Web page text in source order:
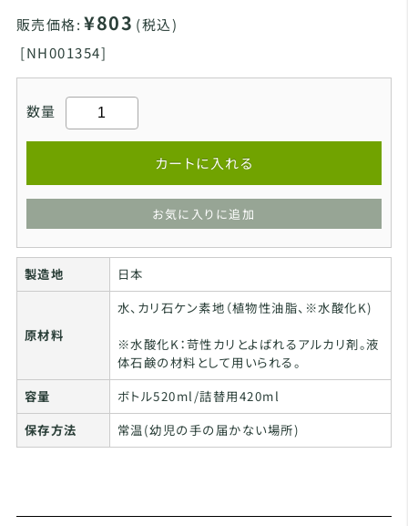
販売価格: ¥803 (税込)
[NH001354]
数量
カートに入れる
お気に入りに追加
製造地 日本
原材料
水、カリ石ケン素地（植物性油脂、※水酸化K)
※水酸化K：苛性カリとよばれるアルカリ剤。液
体石鹸の材料として用いられる。
容量
ボトル520ml/詰替用420ml
保存方法
常温(幼児の手の届かない場所)